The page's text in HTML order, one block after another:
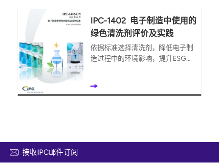
IPC-1402 电子制造中使用的
绿色清洗剂评价及实践
依据标准选择清洗剂，降低电子制
造过程中的环境影响，提升ESG绩
接收IPC邮件订阅